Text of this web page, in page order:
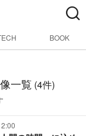
BOOK
一覧 (4件)